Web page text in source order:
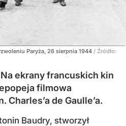
Paryża, 26 sierpnia 1944 / Źródło:
Na ekrany francuskich kin
filmowa
de Gaulle’a.
Baudry, stworzył